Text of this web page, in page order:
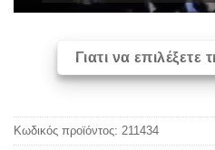
Γιατι να
Κωδικός προϊόντος: 211434